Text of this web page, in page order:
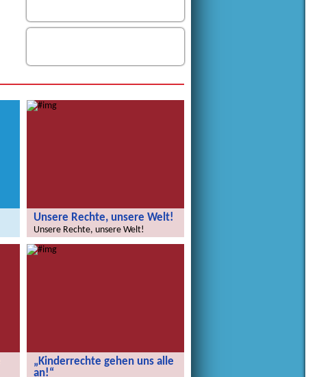
Unsere Rechte, unsere Welt!
Unsere Rechte, unsere Welt!
„Kinderrechte gehen uns alle
an!“